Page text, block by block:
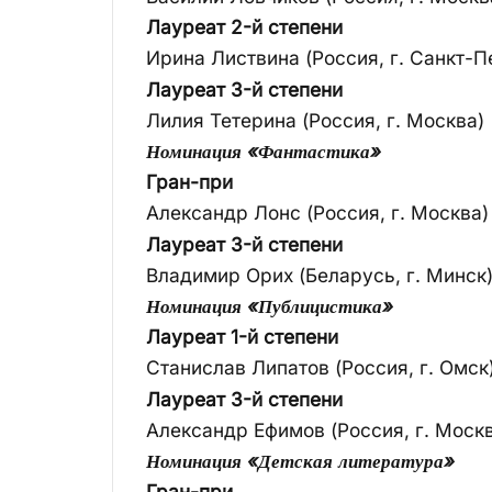
Лауреат 2-й степени
Ирина Листвина (Россия, г. Санкт-
Лауреат 3-й степени
Лилия Тетерина (Россия, г. Москва)
Номинация «Фантастика»
Гран-при
Александр Лонс (Россия, г. Москва)
Лауреат 3-й степени
Владимир Орих (Беларусь, г. Минск)
Номинация «Публицистика»
Лауреат 1-й степени
Станислав Липатов (Россия, г.
Лауреат 3-й степени
Александр Ефимов (Россия, г.
Номинация «Детская литература»